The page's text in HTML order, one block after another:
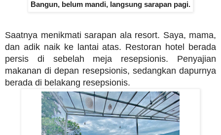
Bangun, belum mandi, langsung sarapan pagi.
Saatnya menikmati sarapan ala resort. Saya, mama,
dan adik naik ke lantai atas. Restoran hotel berada
persis di sebelah meja resepsionis. Penyajian
makanan di depan resepsionis, sedangkan dapurnya
berada di belakang resepsionis.